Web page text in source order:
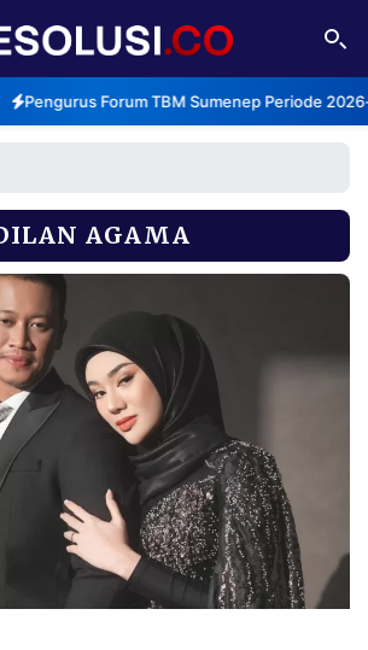
Pengurus Forum TBM Sumenep Periode
TENTANG
IKLAN
WARGA
KIRIM
AGAMA